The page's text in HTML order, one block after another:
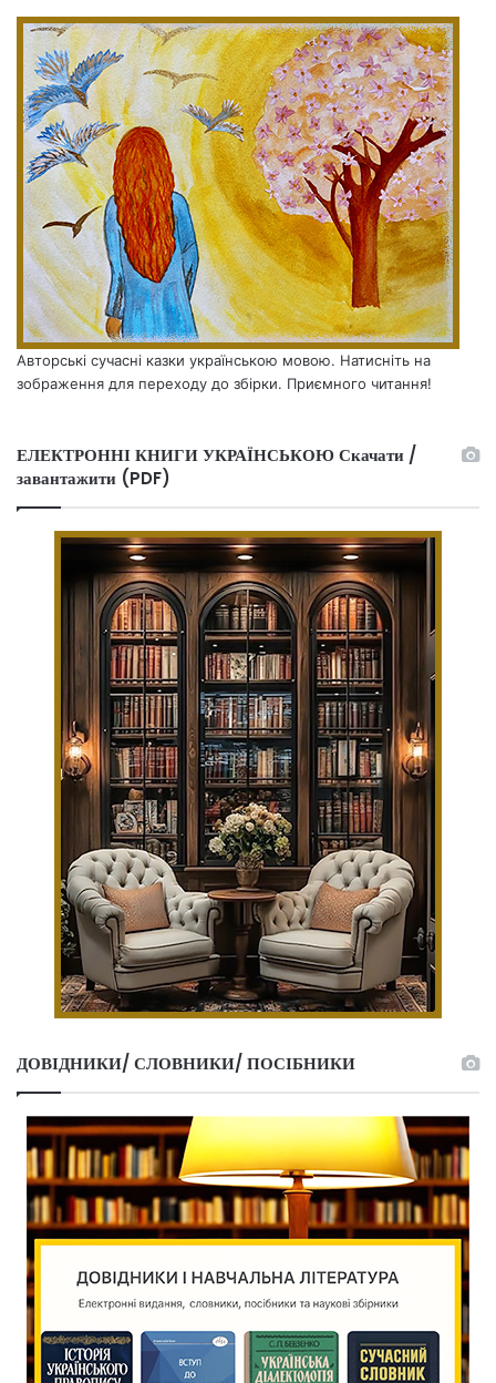
Авторські сучасні казки українською мовою. Натисніть на
зображення для переходу до збірки. Приємного читання!
ЕЛЕКТРОННІ КНИГИ УКРАЇНСЬКОЮ Скачати /
завантажити (PDF)
ДОВІДНИКИ/ СЛОВНИКИ/ ПОСІБНИКИ